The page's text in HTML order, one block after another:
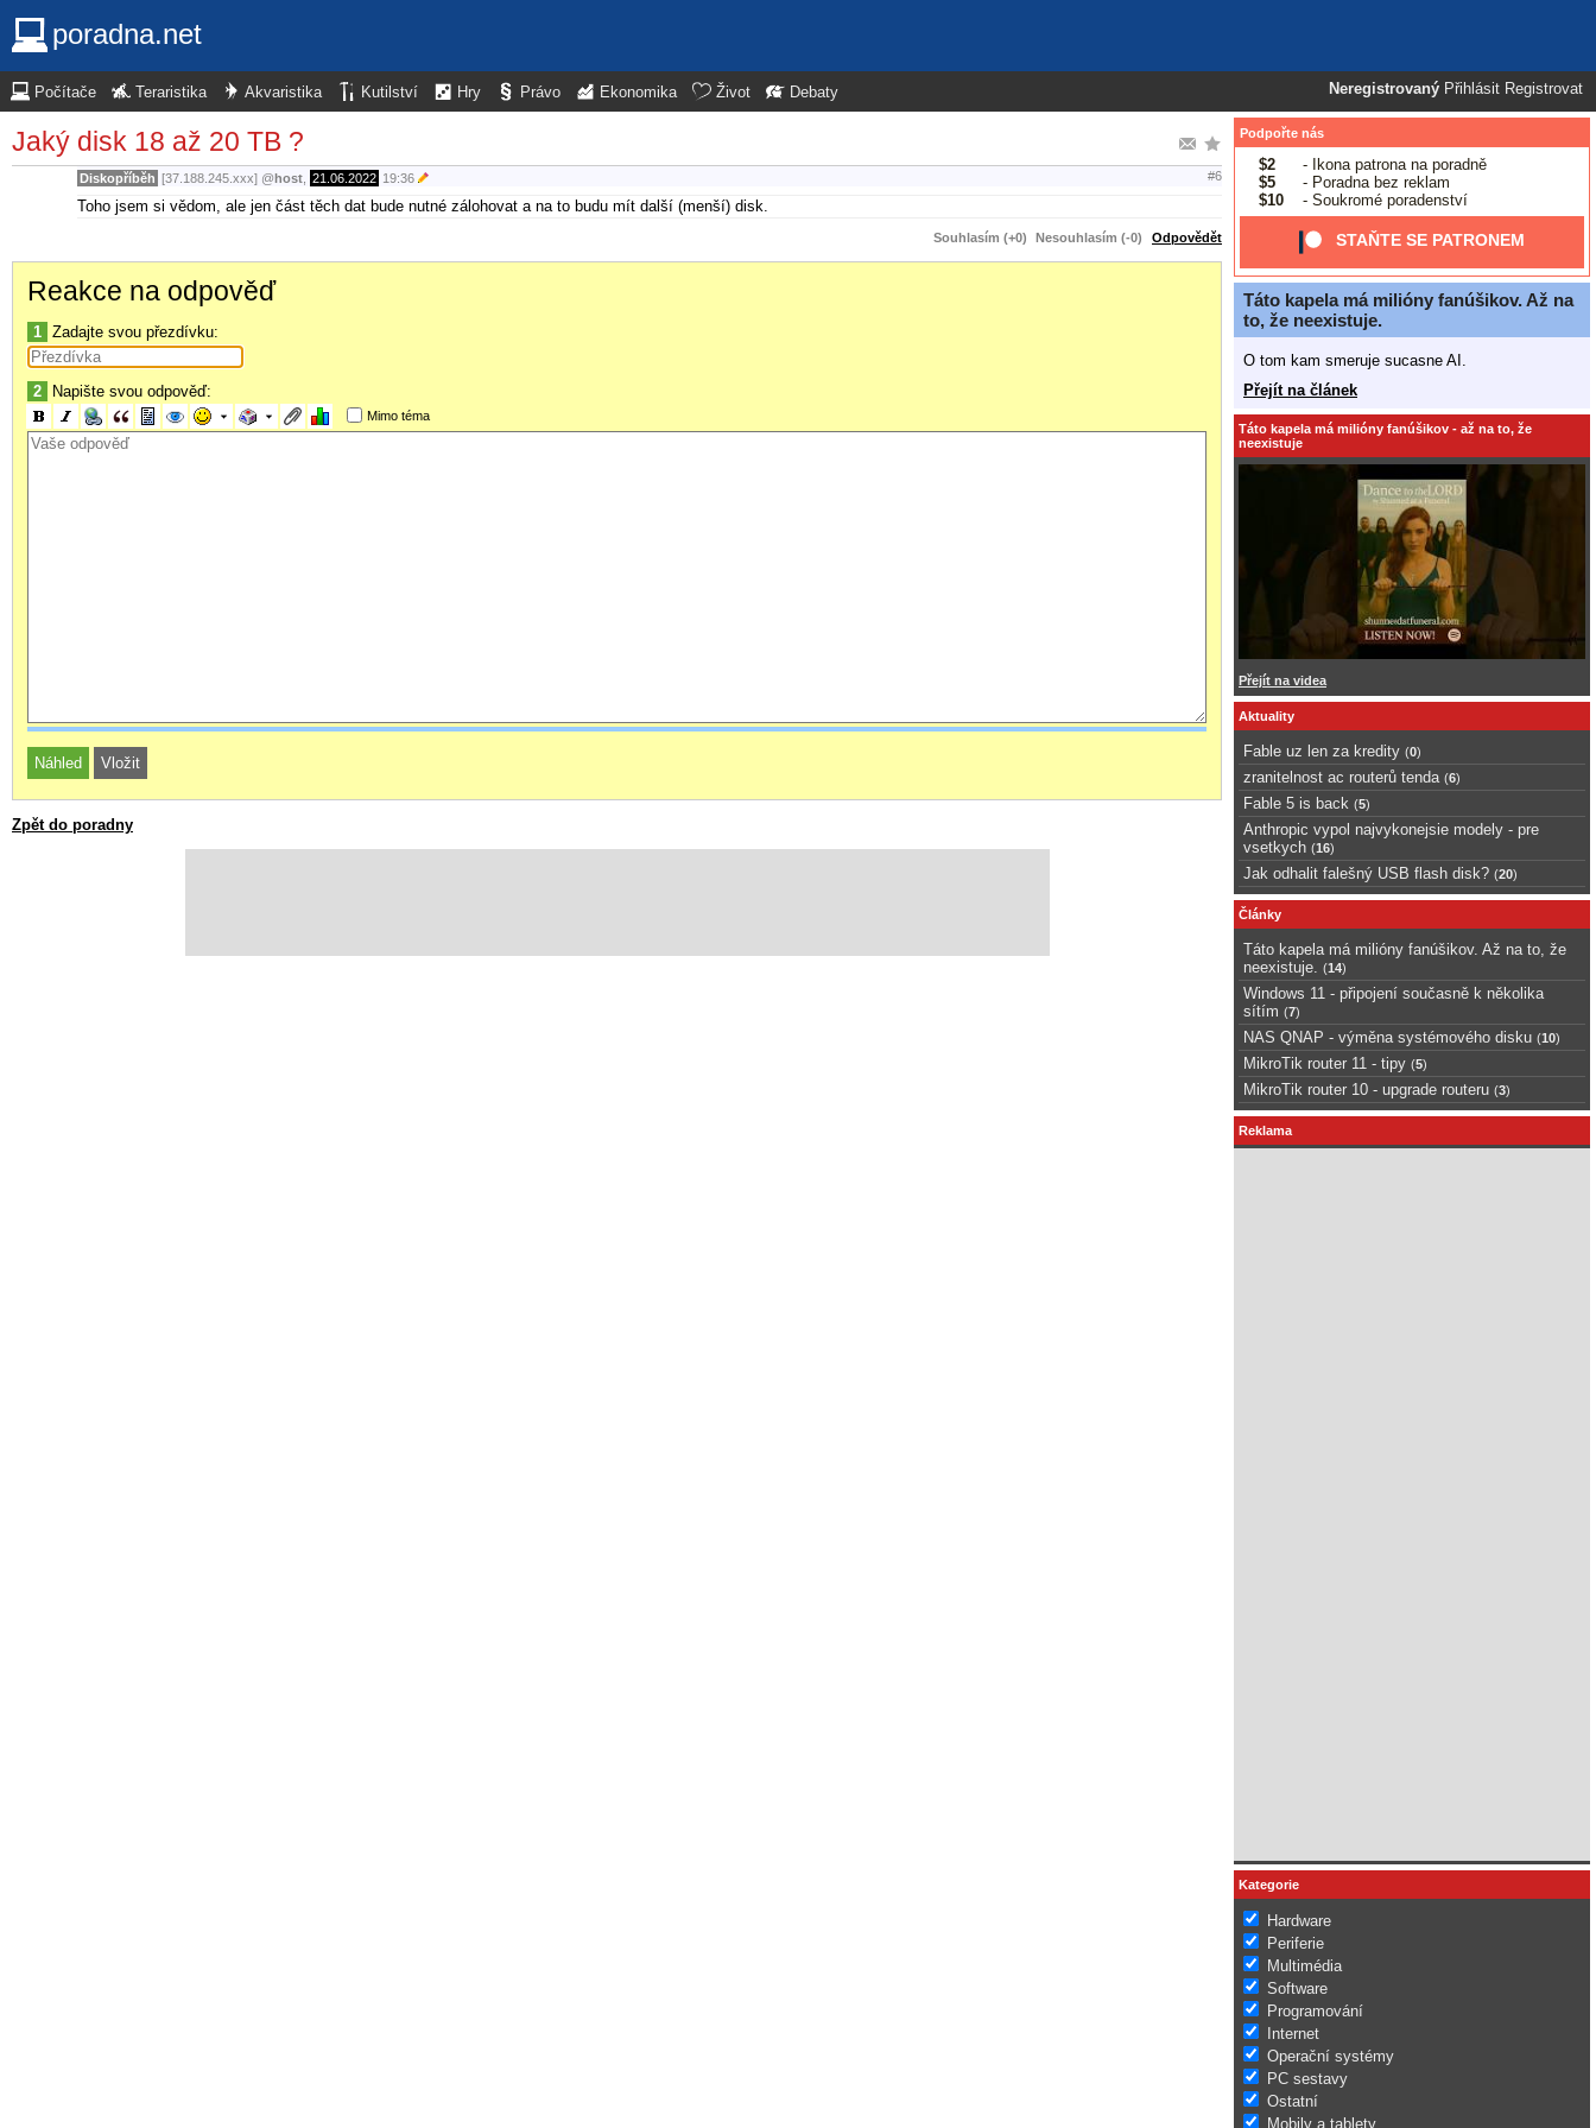
poradna.net
Neregistrovaný Přihlásit Registrovat
Počítače Teraristika Akvaristika Kutilství Hry Právo Ekonomika Život Debaty
Jaký disk 18 až 20 TB ?
Diskopříběh [37.188.245.xxx] @host 21.06.2022 19:36 #6
Toho jsem si vědom, ale jen část těch dat bude nutné zálohovat a na to budu mít další (menší) disk.
Souhlasím (+0) Nesouhlasím (-0) Odpovědět
Reakce na odpověď
1 Zadajte svou přezdívku:
2 Napište svou odpověď:
Mimo téma
Zpět do poradny
Podpořte nás
$2
- Ikona patrona na poradně
$5
- Poradna bez reklam
$10
- Soukromé poradenství
STAŇTE SE PATRONEM
Táto kapela má milióny fanúšikov. Až na
to, že neexistuje.
O tom kam smeruje sucasne AI.
Přejít na článek
Táto kapela má milióny fanúšikov - až na to, že
neexistuje
Přejít na videa
Aktuality
Fable uz len za kredity (0)
zranitelnost ac routerů tenda (6)
Fable 5 is back (5)
Anthropic vypol najvykonejsie modely - pre
vsetkych (16)
Jak odhalit falešný USB flash disk? (20)
Články
Táto kapela má milióny fanúšikov. Až na to, že
neexistuje.
(14)
Windows 11 - připojení současně k několika
sítím (7)
NAS QNAP - výměna systémového disku (10)
MikroTik router 11 - tipy (5)
MikroTik router 10 - upgrade routeru (3)
Reklama
Kategorie
Hardware
Periferie
Multimédia
Software
Programování
Internet
Operační systémy
PC sestavy
Ostatní
Mobily a tablety